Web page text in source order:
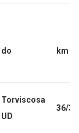
do km
Torviscosa
UD
36/36